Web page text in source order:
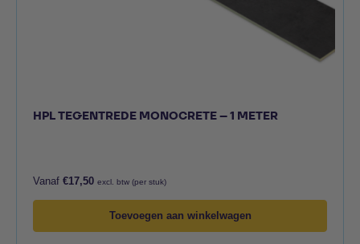
HPL TEGENTREDE MONOCRETE – 1 METER
Vanaf €17,50 excl. btw (per stuk)
Toevoegen aan winkelwagen